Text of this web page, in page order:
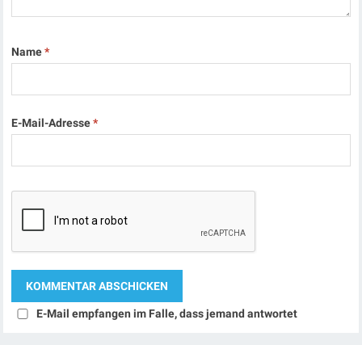
Name*
E-Mail-Adresse*
E-Mail empfangen im Falle, dass jemand antwortet